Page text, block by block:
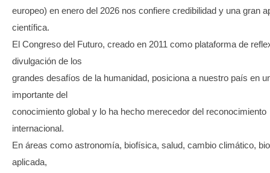
europeo) en enero del 2026 nos confiere credibilidad y una gran
científica.
El Congreso del Futuro, creado en 2011 como plataforma de
divulgación de los
grandes desafíos de la humanidad, posiciona a nuestro país en
importante del
conocimiento global y lo ha hecho merecedor del reconocimiento
internacional.
En áreas como astronomía, biofísica, salud, cambio climático,
aplicada,